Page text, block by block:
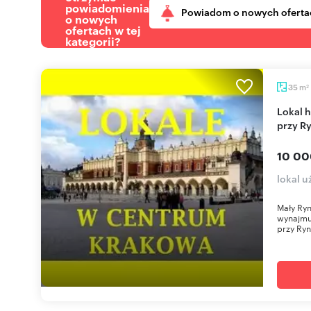
powiadomienia
o nowych
ofertach w tej
kategorii?
Powiadom o nowych
35 m2
Lokal handlowo-usługowy 35 m2 z witrynami
przy
10
lokal
Mały
przy